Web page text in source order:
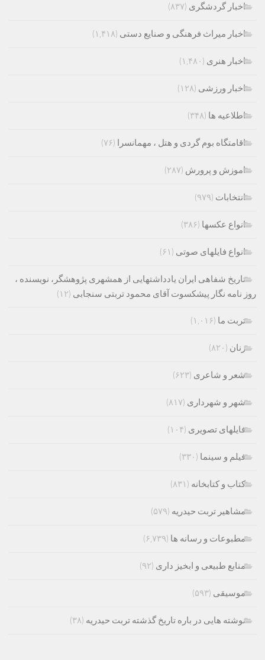
اخبار گردشگری (۸۳۷)
اخبار میراث فرهنگی و صنایع دستی (۱,۴۱۸)
اخبار هنری (۱,۴۸۰)
اخبار ورزشی (۱۲۸)
اطلاعیه ها (۳۴۸)
اقامتگاه بوم گردی و هتل ، مهمانسرا (۷۶)
اموزش و پرورش (۲۸۷)
انتخابات (۹۷۹)
انواع عکسها (۳۸۶)
انواع فایلهای صوتی (۶۱)
تاریخ شفاهی ایران یادداشتهایی از همشهری پژوهشگر، نویسنده ،
روز نامه نگار پیشکسوت آقای محمود تربتی سنجابی (۱۲)
تربت ما (۱,۰۱۶)
زنان (۸۲۰)
شعر و شاعری (۶۲۳)
شهر و شهرداری (۸۱۷)
فایلهای تصویری (۱۰۴)
فیلم و سینما (۳۳۰)
کتاب و کتابخانه (۸۳۱)
مشاهیر تربت حیدریه (۵۷۹)
مطبوعات و رسانه ها (۶,۷۳۹)
منابع طبیعی و ابخیز داری (۹۲)
موسیقی (۵۹۳)
نوشته هایی در باره تاریخ گذشته تربت حیدریه (۳۸)